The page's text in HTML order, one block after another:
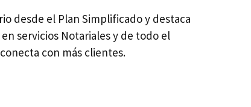
desde el Plan Simplificado y destaca
servicios Notariales y de todo el
con más clientes.